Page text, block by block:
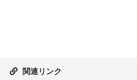
関連リンク